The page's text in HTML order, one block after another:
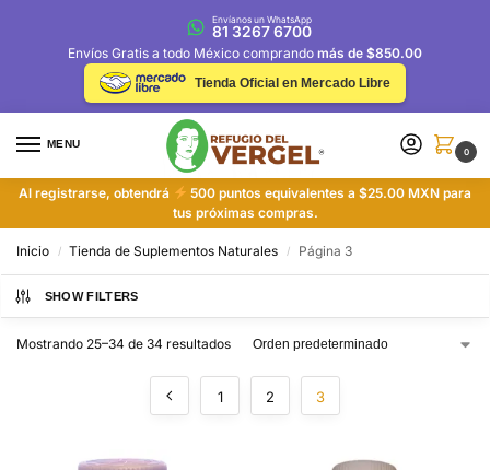
Envíanos un WhatsApp
81 3267 6700
Envíos Gratis a todo México comprando más de $850.00
Tienda Oficial en Mercado Libre
MENU
0
Al registrarse, obtendrá
500 puntos equivalentes a $25.00 MXN para
tus próximas compras.
Inicio / Tienda de Suplementos Naturales / Página 3
SHOW FILTERS
Mostrando 25–34 de 34 resultados
1 2 3